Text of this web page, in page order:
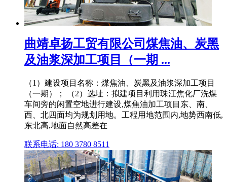
曲靖卓扬工贸有限公司煤焦油、炭黑
及油浆深加工项目（一期 ...
（1）建设项目名称：煤焦油、炭黑及油浆深加工项目
（一期）； （2）选址：拟建项目利用珠江焦化厂洗煤
车间旁的闲置空地进行建设,煤焦油加工项目东、南、
西、北四面均为规划用地。工程用地范围内,地势西南低,
东北高,地面自然高差在
联系电话: 180 3780 8511